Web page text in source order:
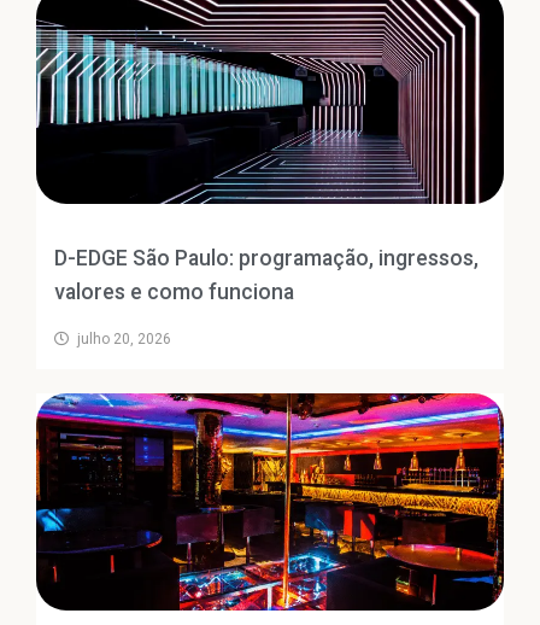
D-EDGE São Paulo: programação, ingressos,
valores e como funciona
julho 20, 2026